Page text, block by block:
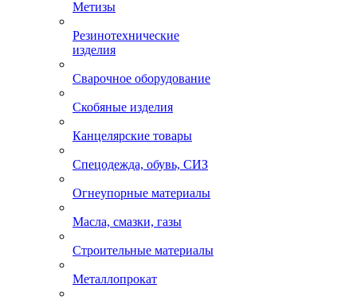
Метизы
Резинотехнические
изделия
Сварочное оборудование
Скобяные изделия
Канцелярские товары
Спецодежда, обувь, СИЗ
Огнеупорные материалы
Масла, смазки, газы
Строительные материалы
Металлопрокат